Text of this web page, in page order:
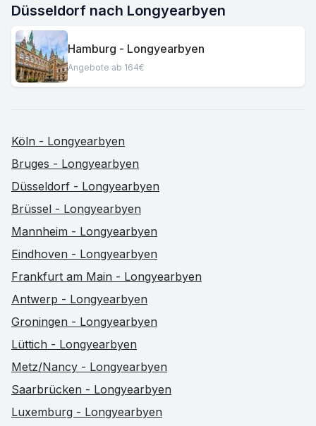
Düsseldorf nach Longyearbyen
Hamburg - Longyearbyen
Angebote ab 164€
Köln - Longyearbyen
Bruges - Longyearbyen
Düsseldorf - Longyearbyen
Brüssel - Longyearbyen
Mannheim - Longyearbyen
Eindhoven - Longyearbyen
Frankfurt am Main - Longyearbyen
Antwerp - Longyearbyen
Groningen - Longyearbyen
Lüttich - Longyearbyen
Metz/Nancy - Longyearbyen
Saarbrücken - Longyearbyen
Luxemburg - Longyearbyen